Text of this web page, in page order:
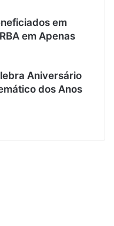
em
em Apenas
Aniversário
dos Anos